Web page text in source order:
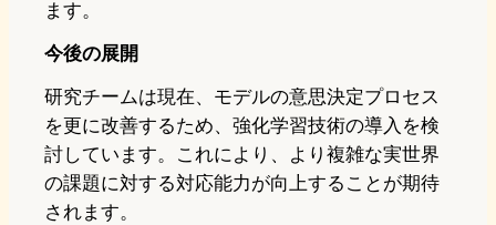
ます。
今後の展開
研究チームは現在、モデルの意思決定プロセス
を更に改善するため、強化学習技術の導入を検
討しています。これにより、より複雑な実世界
の課題に対する対応能力が向上することが期待
されます。